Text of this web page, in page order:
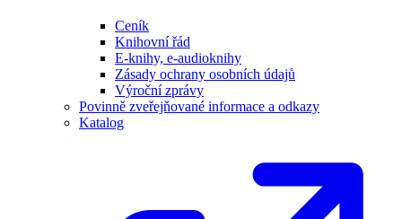
Ceník
Knihovní řád
E-knihy, e-audioknihy
Zásady ochrany osobních údajů
Výroční zprávy
Povinně zveřejňované informace a odkazy
Katalog